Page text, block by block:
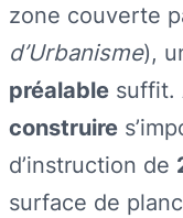
zone couverte
d’Urbanisme),
préalable suffit.
construire
d’instruction de
surface de